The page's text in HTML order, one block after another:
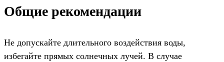
Общие рекомендации
Не допускайте длительного воздействия воды,
избегайте прямых солнечных лучей. В случае